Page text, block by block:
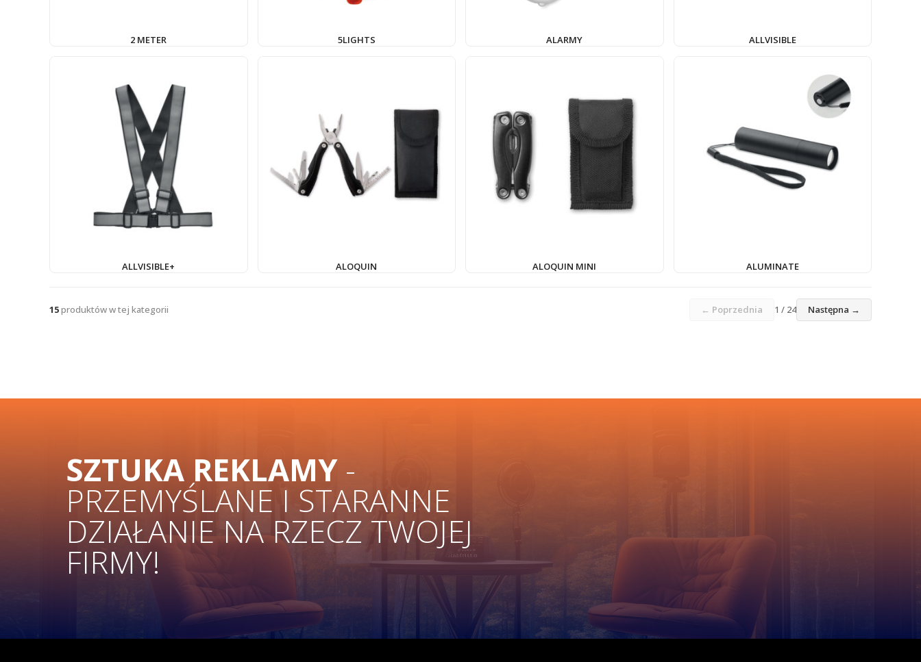
2 METER 5LIGHTS ALARMY ALLVISIBLE
ALLVISIBLE+ ALOQUIN ALOQUIN MINI ALUMINATE
15produktów w tej kategorii ← Poprzednia 1 / 24 Następna →
SZTUKA REKLAMY-
PRZEMYŚLANE I STARANNE
DZIAŁANIE NA RZECZ TWOJEJ
FIRMY!